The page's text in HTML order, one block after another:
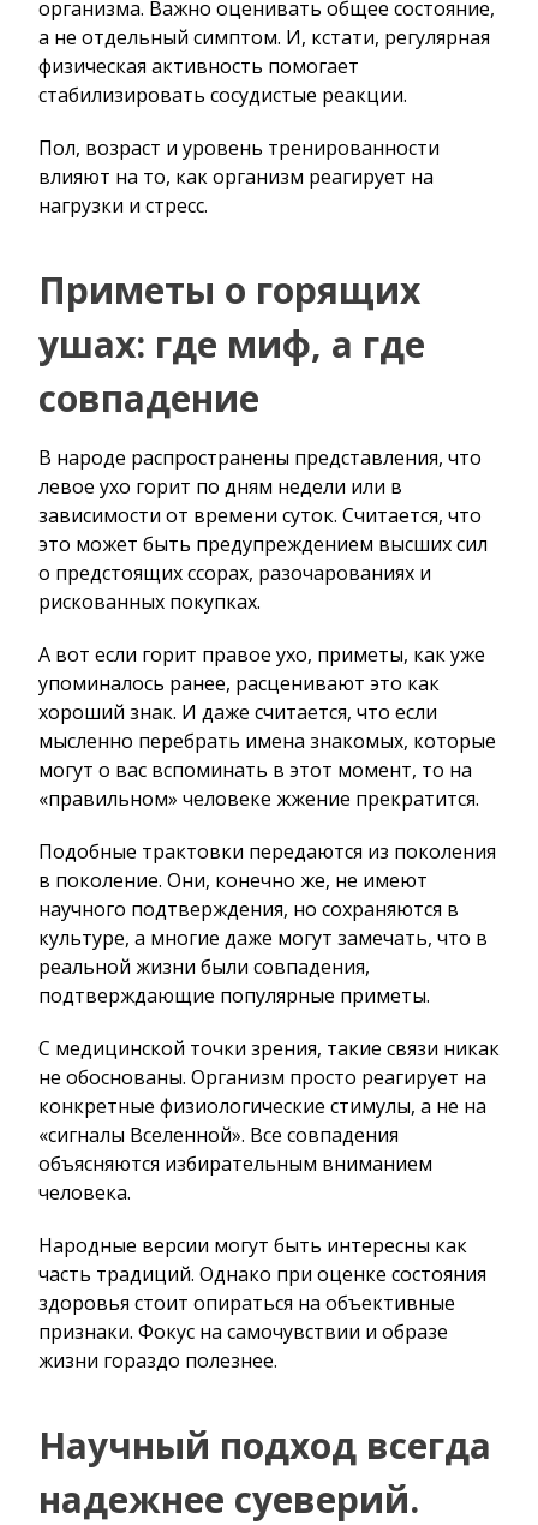
организма. Важно оценивать общее состояние,
а не отдельный симптом. И, кстати, регулярная
физическая активность помогает
стабилизировать сосудистые реакции.
Пол, возраст и уровень тренированности
влияют на то, как организм реагирует на
нагрузки и стресс.
Приметы о горящих
ушах: где миф, а где
совпадение
В народе распространены представления, что
левое ухо горит по дням недели или в
зависимости от времени суток. Считается, что
это может быть предупреждением высших сил
о предстоящих ссорах, разочарованиях и
рискованных покупках.
А вот если горит правое ухо, приметы, как уже
упоминалось ранее, расценивают это как
хороший знак. И даже считается, что если
мысленно перебрать имена знакомых, которые
могут о вас вспоминать в этот момент, то на
«правильном» человеке жжение прекратится.
Подобные трактовки передаются из поколения
в поколение. Они, конечно же, не имеют
научного подтверждения, но сохраняются в
культуре, а многие даже могут замечать, что в
реальной жизни были совпадения,
подтверждающие популярные приметы.
С медицинской точки зрения, такие связи никак
не обоснованы. Организм просто реагирует на
конкретные физиологические стимулы, а не на
«сигналы Вселенной». Все совпадения
объясняются избирательным вниманием
человека.
Народные версии могут быть интересны как
часть традиций. Однако при оценке состояния
здоровья стоит опираться на объективные
признаки. Фокус на самочувствии и образе
жизни гораздо полезнее.
Научный подход всегда
надежнее суеверий.